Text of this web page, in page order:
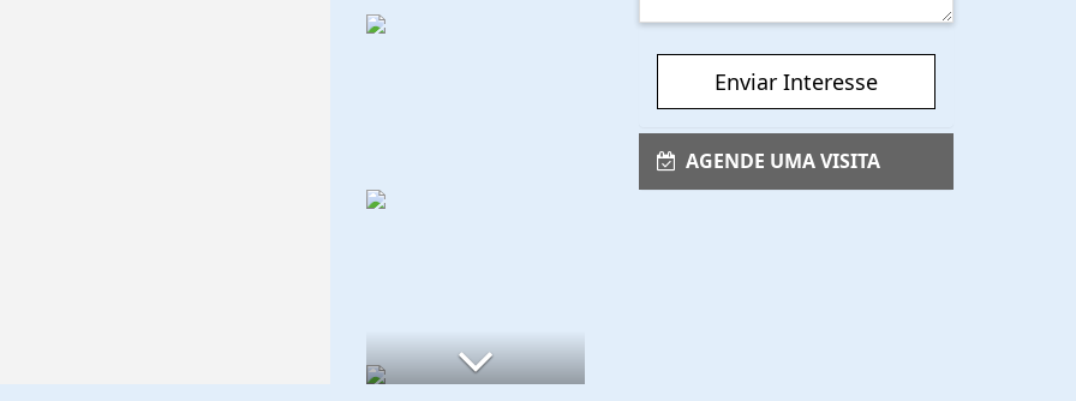
Enviar Interesse
AGENDE UMA VISITA